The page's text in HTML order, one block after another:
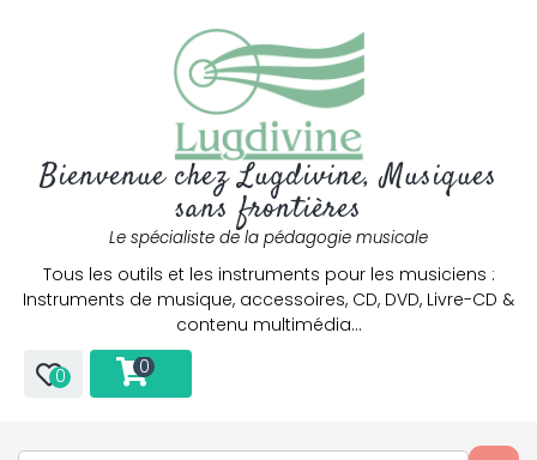
Bienvenue chez Lugdivine, Musiques
sans frontières
Le spécialiste de la pédagogie musicale
Tous les outils et les instruments pour les musiciens :
Instruments de musique, accessoires, CD, DVD, Livre-CD &
contenu multimédia…
0 0